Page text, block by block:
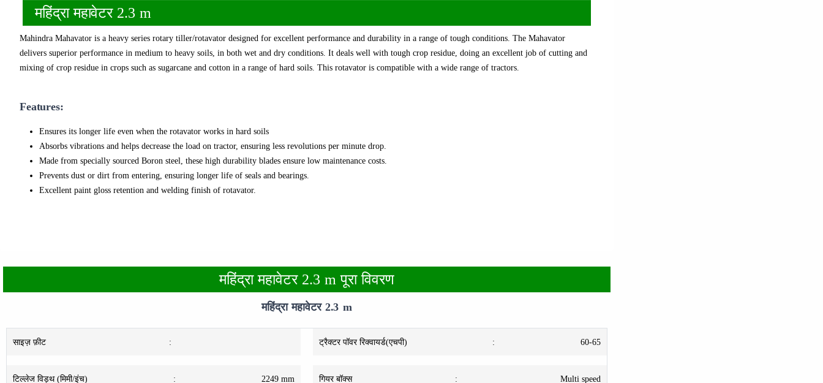
महिंद्रा महावेटर 2.3 m
Mahindra Mahavator is a heavy series rotary tiller/rotavator designed for excellent performance and durability in a range of tough conditions. The Mahavator
delivers superior performance in medium to heavy soils, in both wet and dry conditions. It deals well with tough crop residue, doing an excellent job of cutting and
mixing of crop residue in crops such as sugarcane and cotton in a range of hard soils. This rotavator is compatible with a wide range of tractors.
Features:
Ensures its longer life even when the rotavator works in hard soils
Absorbs vibrations and helps decrease the load on tractor, ensuring less revolutions per minute drop.
Made from specially sourced Boron steel, these high durability blades ensure low maintenance costs.
Prevents dust or dirt from entering, ensuring longer life of seals and bearings.
Excellent paint gloss retention and welding finish of rotavator.
महिंद्रा महावेटर 2.3 m पूरा विवरण
महिंद्रा महावेटर 2.3 m
साइज़ फ़ीट : ट्रैक्टर पॉवर रिक्वायर्ड(एचपी) : 60-65
टिल्लेज विड्थ (मिमी/इंच) : 2249 mm गियर बॉक्स : Multi speed